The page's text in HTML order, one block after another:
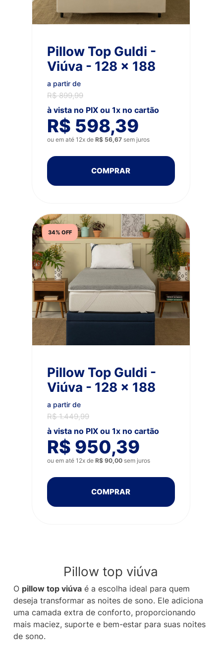
Pillow Top Guldi -
Viúva - 128 x 188
a partir de
R$ 899,99
à vista no PIX ou 1x no cartão
R$ 598,39
ou em até 12x de R$ 56,67sem juros
COMPRAR
34% OFF
Pillow Top Guldi -
Viúva - 128 x 188
a partir de
R$ 1.449,99
à vista no PIX ou 1x no cartão
R$ 950,39
ou em até 12x de R$ 90,00sem juros
COMPRAR
Pillow top viúva
O pillow top viúvaé a escolha ideal para quem
deseja transformar as noites de sono. Ele adiciona
uma camada extra de conforto, proporcionando
mais maciez, suporte e bem-estar para suas noites
de sono.